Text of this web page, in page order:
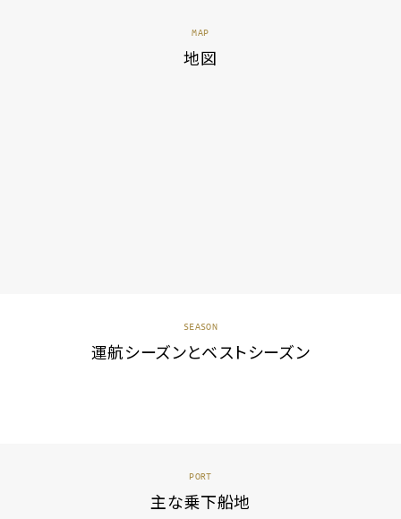
MAP
地図
SEASON
運航シーズンとベストシーズン
PORT
主な乗下船地